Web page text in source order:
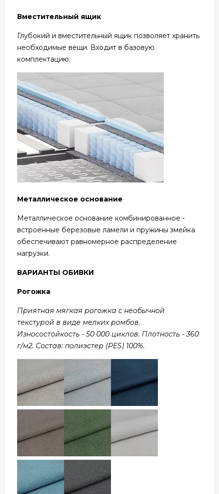
Вместительный ящик
Глубокий и вместительный ящик позволяет хранить
необходимые вещи. Входит в базовую
комплектацию.
Металлическое основание
Металлическое основание комбинированное -
встроенные березовые ламели и пружины змейка
обеспечивают равномерное распределение
нагрузки.
ВАРИАНТЫ ОБИВКИ
Рогожка
Приятная мягкая рогожка с необычной
текстурой в виде мелких ромбов.
Износостойкость - 50 000 циклов. Плотность - 360
г/м2. Состав: полиэстер (PES) 100%.